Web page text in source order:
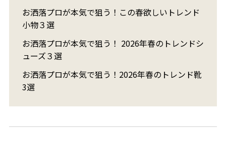
お洒落プロが本気で狙う！この春欲しいトレンド
小物３選
お洒落プロが本気で狙う！ 2026年春のトレンドシ
ューズ３選
お洒落プロが本気で狙う！2026年春のトレンド靴
3選